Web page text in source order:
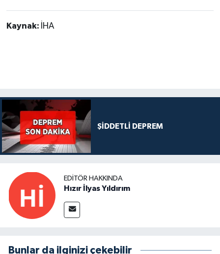
Kaynak: İHA
ŞİDDETLİ DEPREM
EDITÖR HAKKINDA
Hızır İlyas Yıldırım
Bunlar da ilginizi çekebilir